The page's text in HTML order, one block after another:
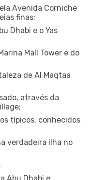
Avenida Corniche
finas;
Dhabi e o Yas
Mall Tower e do
de Al Maqtaa
através da
típicos, conhecidos
verdadeira ilha no